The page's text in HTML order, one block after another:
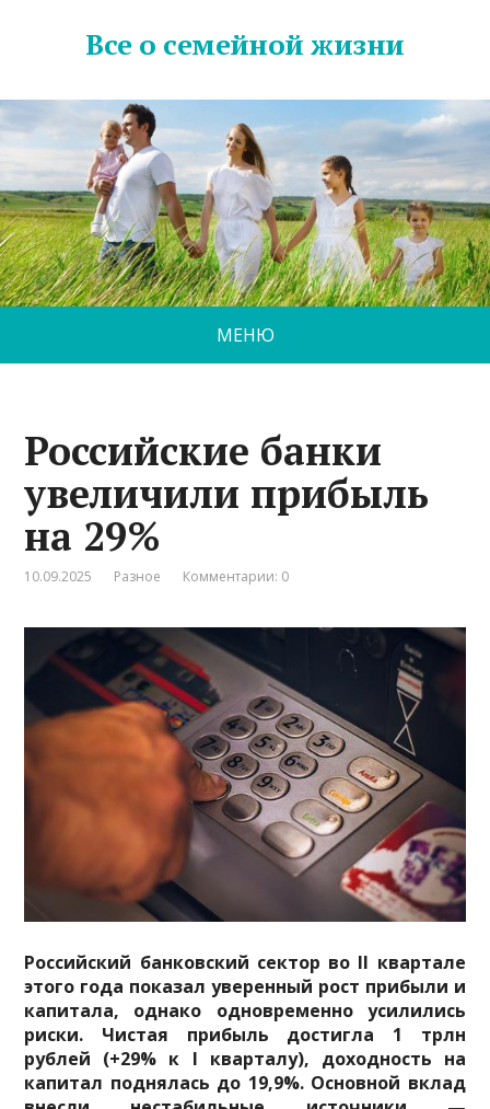
Все о семейной жизни
МЕНЮ
Российские банки
увеличили прибыль
на 29%
10.09.2025 Разное Комментарии: 0
Российский банковский сектор во II квартале
этого года показал уверенный рост прибыли и
капитала, однако одновременно усилились
риски. Чистая прибыль достигла 1 трлн
рублей (+29% к I кварталу), доходность на
капитал поднялась до 19,9%. Основной вклад